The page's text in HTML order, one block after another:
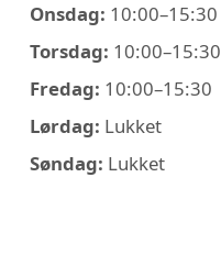
Onsdag: 10:00–15:30
Torsdag: 10:00–15:30
Fredag: 10:00–15:30
Lørdag: Lukket
Søndag: Lukket